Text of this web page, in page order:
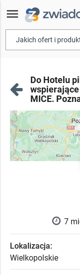
menu
Do Hotelu
MICE.
7
Lokalizacja:
Wielkopolskie